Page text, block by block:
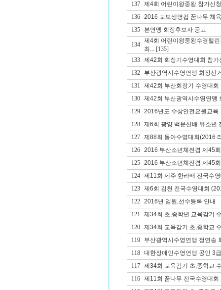
137
제4회 어린이왕중왕 참가신
136
2016 교보생명컵 꿈나무 체
135
본연맹 회장후보자 공고
134
제4회 어린이왕중왕수영챌
최...[135]
133
제42회 회장기수영대회 참가
132
부산광역시수영연맹 회장선
131
제42회 부산회장기 수영대회
130
제42회 부산광역시수영연맹
129
2016년도 수상안전요원교육
128
제6회 광양 백운산배 유소년
127
제88회 동아수영대회(2016
126
2016 부산소년체전겸 제45
125
2016 부산소년체전겸 제45
124
제11회 제주 한라배 전국수
123
제6회 김천 전국수영대회
122
2016년 임원,선수등록 안내
121
제34회 초,중학년 교육감기
120
제34회 교육감기 초,중학교
119
부산광역시수영연맹 정연송
118
대한장애인수영연맹 공인 3
117
제34회 교육감기 초,중학교
116
제11회 꿈나무 전국수영대회